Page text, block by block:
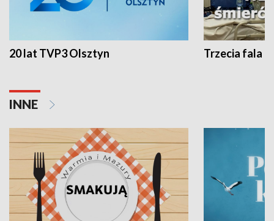
20 lat TVP3 Olsztyn Trzecia fala -
INNE